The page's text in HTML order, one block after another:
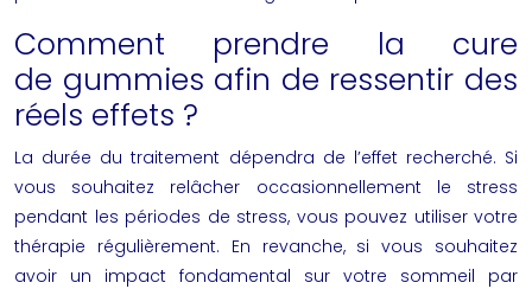
Comment prendre la cure
de gummies afin de ressentir des
réels effets ?
La durée du traitement dépendra de l’effet recherché. Si
vous souhaitez relâcher occasionnellement le stress
pendant les périodes de stress, vous pouvez utiliser votre
thérapie régulièrement. En revanche, si vous souhaitez
avoir un impact fondamental sur votre sommeil par